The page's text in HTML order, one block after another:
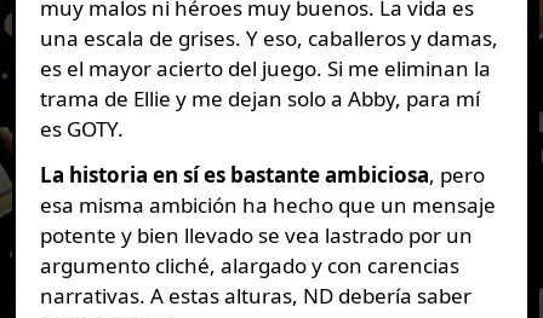
muy malos ni héroes muy buenos. La vida es
una escala de grises. Y eso, caballeros y damas,
es el mayor acierto del juego. Si me eliminan la
trama de Ellie y me dejan solo a Abby, para mí
es GOTY.
La historia en sí es bastante ambiciosa, pero
esa misma ambición ha hecho que un mensaje
potente y bien llevado se vea lastrado por un
argumento cliché, alargado y con carencias
narrativas. A estas alturas, ND debería saber